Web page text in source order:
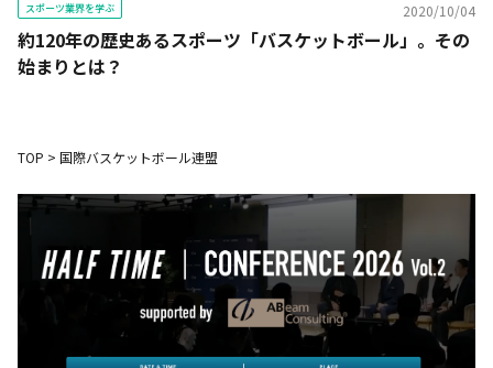
スポーツ業界を学ぶ 2020/10/04
約120年の歴史あるスポーツ「バスケットボール」。その
始まりとは？
TOP > 国際バスケットボール連盟